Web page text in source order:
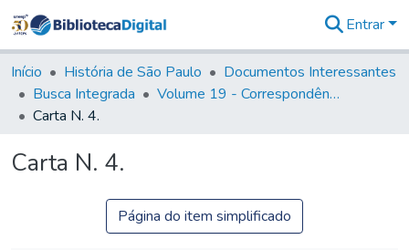
&
Coleções
Tudo na
Entrar
Início História de São Paulo
Documentos Interessantes
Busca Integrada
Volume 19 - Correspondência do Capital General D. Luiz Antonio de Souza (1767- 70)
Carta N. 4.
Carta N. 4.
Página do item simplificado